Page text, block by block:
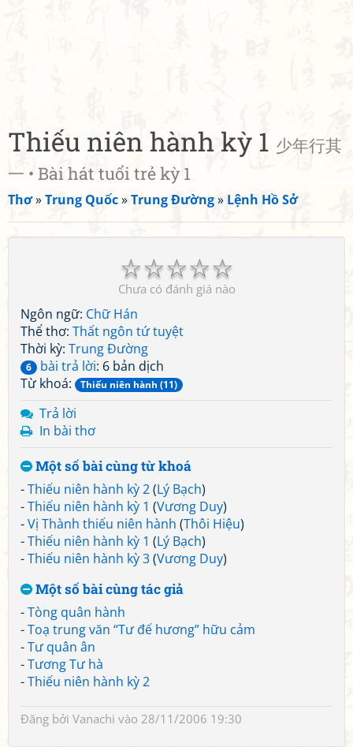
Thiếu niên hành kỳ 1 少年行其
一 • Bài hát tuổi trẻ kỳ 1
Thơ»Trung Quốc»Trung Đường» Lệnh Hồ Sở
☆
☆
☆
☆
☆
Chưa có đánh giá nào
Ngôn ngữ: Chữ Hán
Thể thơ: Thất ngôn tứ tuyệt
Thời kỳ: Trung Đường
6 bài trả lời: 6 bản dịch
Từ khoá:
Thiếu niên hành (11)
Trả lời
In bài thơ
Một số bài cùng từ khoá
-Thiếu niên hành kỳ 2(Lý Bạch)
-Thiếu niên hành kỳ 1 (Vương Duy)
-Vị Thành thiếu niên hành (Thôi Hiệu)
-Thiếu niên hành kỳ 1 (Lý Bạch)
-Thiếu niên hành kỳ 3(Vương Duy)
Một số bài cùng tác giả
-Tòng quân hành
-Toạ trung văn “Tư đế hương” hữu cảm
-Tư quân ân
-Tương Tư hà
-Thiếu niên hành kỳ 2
Đăng bởi Vanachi vào 28/11/2006 19:30